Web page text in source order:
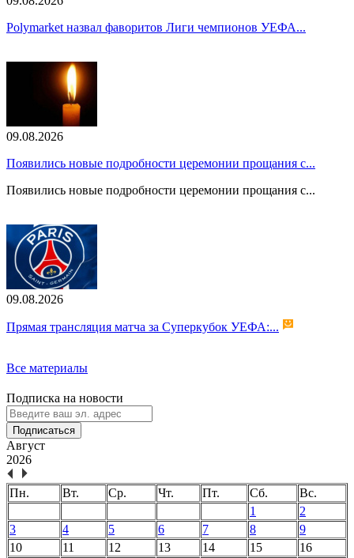
Polymarket назвал фаворитов Лиги чемпионов УЕФА...
09.08.2026
Появились новые подробности церемонии прощания с...
Появились новые подробности церемонии прощания с...
09.08.2026
Прямая трансляция матча за Суперкубок УЕФА:...
Все материалы
Подписка на новости
Подписаться
Август
2026
Пн. Вт. Ср. Чт. Пт. Сб.
Вс.
1
2
3
4 5 6 7 8
9
10
11 12 13 14 15
16